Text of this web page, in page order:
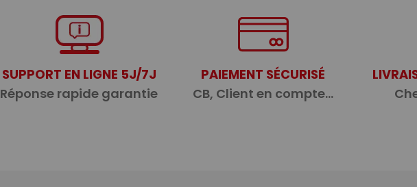
SUPPORT EN LIGNE 5J/7J
Réponse rapide garantie
PAIEMENT SÉCURISÉ
CB, Client en compte...